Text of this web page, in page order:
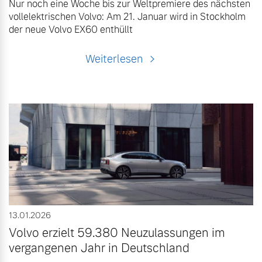
Nur noch eine Woche bis zur Weltpremiere des nächsten
vollelektrischen Volvo: Am 21. Januar wird in Stockholm
der neue Volvo EX60 enthüllt
Weiterlesen
13.01.2026
Volvo erzielt 59.380 Neuzulassungen im
vergangenen Jahr in Deutschland